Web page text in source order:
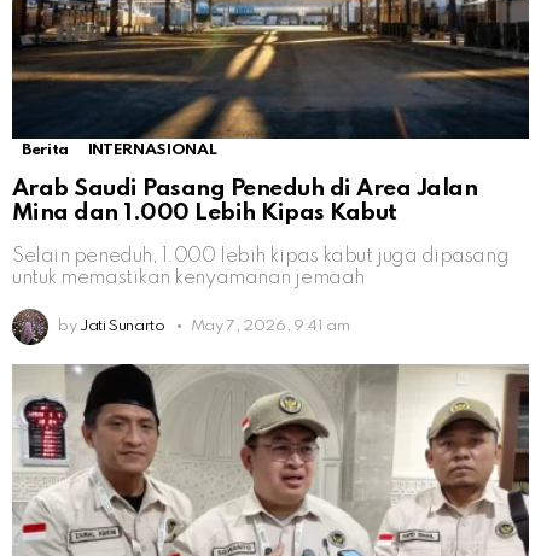
Berita INTERNASIONAL
Arab Saudi Pasang Peneduh di Area Jalan
Mina dan 1.000 Lebih Kipas Kabut
Selain peneduh, 1.000 lebih kipas kabut juga dipasang
untuk memastikan kenyamanan jemaah
by Jati Sunarto May 7, 2026, 9:41 am